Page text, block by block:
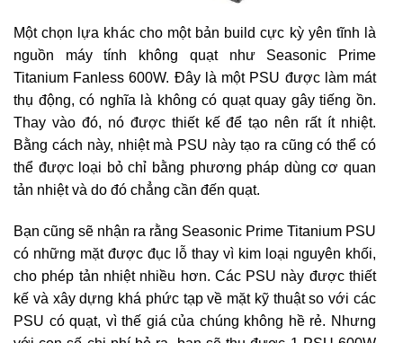
Một chọn lựa khác cho một bản build cực kỳ yên tĩnh là
nguồn máy tính không quạt như Seasonic Prime
Titanium Fanless 600W. Đây là một PSU được làm mát
thụ động, có nghĩa là không có quạt quay gây tiếng ồn.
Thay vào đó, nó được thiết kế để tạo nên rất ít nhiệt.
Bằng cách này, nhiệt mà PSU này tạo ra cũng có thể có
thể được loại bỏ chỉ bằng phương pháp dùng cơ quan
tản nhiệt và do đó chẳng cần đến quạt.
Bạn cũng sẽ nhận ra rằng Seasonic Prime Titanium PSU
có những mặt được đục lỗ thay vì kim loại nguyên khối,
cho phép tản nhiệt nhiều hơn. Các PSU này được thiết
kế và xây dựng khá phức tạp về mặt kỹ thuật so với các
PSU có quạt, vì thế giá của chúng không hề rẻ. Nhưng